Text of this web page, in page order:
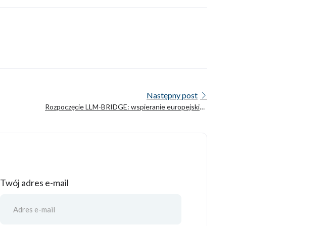
Następny post
Rozpoczęcie LLM-BRIDGE: wspieranie europejskich
Twój adres e-mail